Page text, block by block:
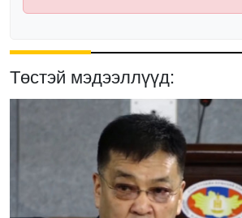
Төстэй мэдээллүүд: